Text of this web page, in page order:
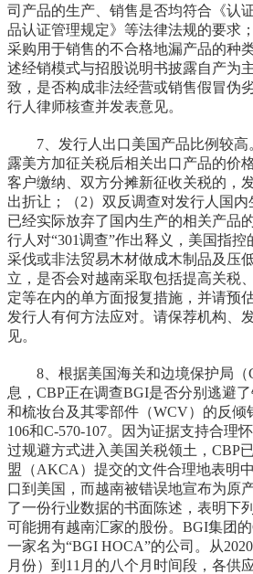
司产品的生产、销售是否均符合《认
品认证管理规定》等法律法规的要求
采购用于销售的不合格地漏产品的种
述经销模式与招股说明书披露自产为
致，是否构成非法经营或销售假冒伪
行人律师核查并发表意见。
7、发行人出口美国产品比例较高
露美方加征关税后相关出口产品的价
客户缴纳、双方分摊新征收关税的，
出折让；（2）双反调查对发行人国
已经实际放弃了国内生产的相关产品
行人对“301调查”作出释义，美国指
采伐或非法贸易木材做成木制品及压
立，是否会对越南采取包括提高关税
定等在内的单方面报复措施，并请预
发行人有何方法应对。请保荐机构、
见。
8、根据美国海关和边境保护局（
息，CBP正在调查BGI是否分别逃避
和梳妆台及其零部件（WCV）的反倾
106和C-570-107。因为证据支持合理
过规避方式进入美国关税领土，CBP
盟（AKCA）提交的文件合理地表明
口到美国，而越南被错误地宣布为原
了一份行业数据的书面陈述，表明下
可能拥有越南汇家的股份。BGI集团
一家名为“BGI HOCA”的公司。从
月份）到11月的八个月时间段，各供